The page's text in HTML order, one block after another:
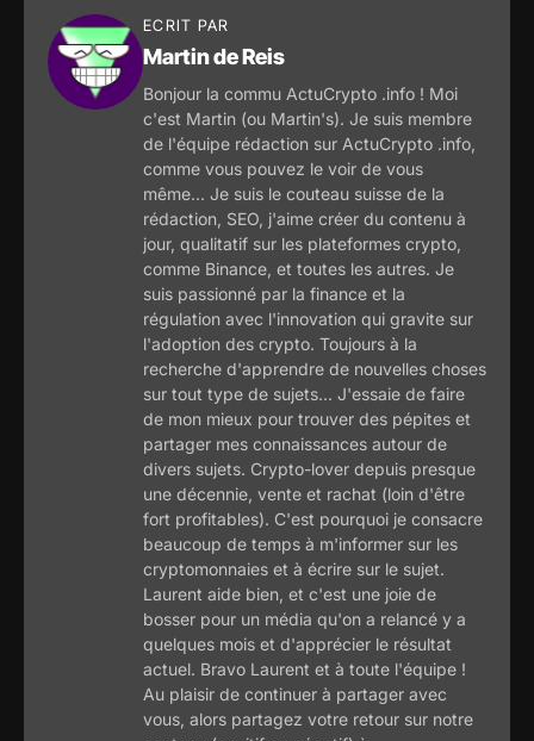
ECRIT PAR
Martin de Reis
Bonjour la commu ActuCrypto .info ! Moi
c'est Martin (ou Martin's). Je suis membre
de l'équipe rédaction sur ActuCrypto .info,
comme vous pouvez le voir de vous
même... Je suis le couteau suisse de la
rédaction, SEO, j'aime créer du contenu à
jour, qualitatif sur les plateformes crypto,
comme Binance, et toutes les autres. Je
suis passionné par la finance et la
régulation avec l'innovation qui gravite sur
l'adoption des crypto. Toujours à la
recherche d'apprendre de nouvelles choses
sur tout type de sujets... J'essaie de faire
de mon mieux pour trouver des pépites et
partager mes connaissances autour de
divers sujets. Crypto-lover depuis presque
une décennie, vente et rachat (loin d'être
fort profitables). C'est pourquoi je consacre
beaucoup de temps à m'informer sur les
cryptomonnaies et à écrire sur le sujet.
Laurent aide bien, et c'est une joie de
bosser pour un média qu'on a relancé y a
quelques mois et d'apprécier le résultat
actuel. Bravo Laurent et à toute l'équipe !
Au plaisir de continuer à partager avec
vous, alors partagez votre retour sur notre